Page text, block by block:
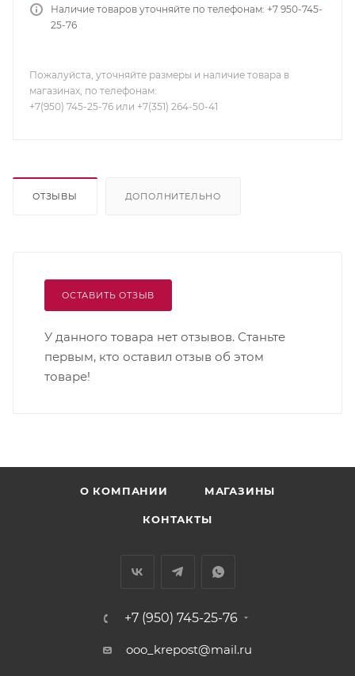
Наличие товаров уточняйте по телефонам: +7 950-745-
25-76
Пожалуйста, уточняйте размеры и наличие товара в
магазинах, по телефонам:
+7(950) 745-25-76 или +7(351) 264-50-41
ОТЗЫВЫ ДОПОЛНИТЕЛЬНО
ОСТАВИТЬ ОТЗЫВ
У данного товара нет отзывов. Станьте
первым, кто оставил отзыв об этом
товаре!
О КОМПАНИИ МАГАЗИНЫ
КОНТАКТЫ
+7 (950) 745-25-76
ooo_krepost@mail.ru